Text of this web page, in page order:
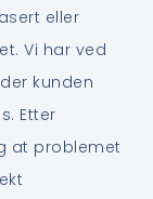
eller
Vi har ved
kunden
Etter
at problemet